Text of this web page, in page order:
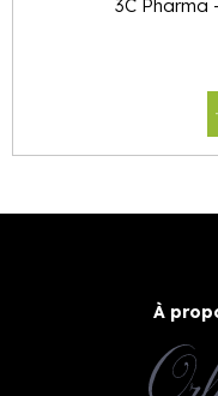
3C Pharma
À